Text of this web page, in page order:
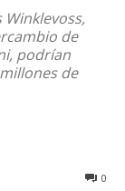
de
podrían
de
0